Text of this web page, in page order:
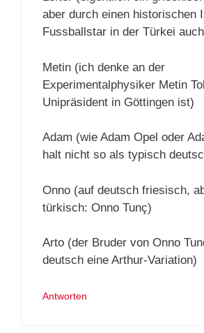
aber durch einen historischen
Fussballstar in der Türkei
Metin (ich denke an der
Experimentalphysiker Metin
Unipräsident in Göttingen ist)
Adam (wie Adam Opel oder
halt nicht so als typisch
Onno (auf deutsch friesisch,
türkisch: Onno Tunç)
Arto (der Bruder von Onno
deutsch eine Arthur-Variation)
Antworten